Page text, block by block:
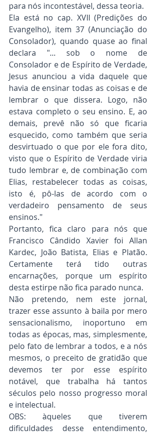
para nós incontestável, dessa teoria.
Ela está no cap. XVII (Predições do
Evangelho), item 37 (Anunciação do
Consolador), quando quase ao final
declara "... sob o nome de
Consolador e de Espírito de Verdade,
Jesus anunciou a vida daquele que
havia de ensinar todas as coisas e de
lembrar o que dissera. Logo, não
estava completo o seu ensino. E, ao
demais, prevê não só que ficaria
esquecido, como também que seria
desvirtuado o que por ele fora dito,
visto que o Espírito de Verdade viria
tudo lembrar e, de combinação com
Elias, restabelecer todas as coisas,
isto é, pô-las de acordo com o
verdadeiro pensamento de seus
ensinos."
Portanto, fica claro para nós que
Francisco Cândido Xavier foi Allan
Kardec, João Batista, Elias e Platão.
Certamente terá tido outras
encarnações, porque um espírito
desta estirpe não fica parado nunca.
Não pretendo, nem este jornal,
trazer esse assunto à baila por mero
sensacionalismo, inoportuno em
todas as épocas, mas, simplesmente,
pelo fato de lembrar a todos, e a nós
mesmos, o preceito de gratidão que
devemos ter por esse espírito
notável, que trabalha há tantos
séculos pelo nosso progresso moral
e intelectual.
OBS: àqueles que tiverem
dificuldades desse entendimento,